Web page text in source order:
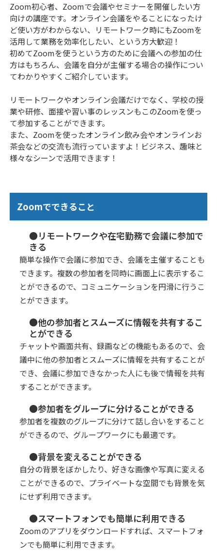
Zoom初心者、Zoomで会議やセミナーを開催したい方
向けの講座です。オンライン会議をやることになったけ
ど使い方がわからない、リモートワーク時にもZoomを
活用して業務を効率化したい、という方大歓迎！
初めてZoomを使うという方のために会議への参加の仕
方はもちろん、会議を自分が主催する場合の操作につい
てわかりやすくご紹介しています。
リモートワークやオンライン会議だけでなく、学校の授
業や研修、面接や習い事のレッスンもこのZoomを使っ
て参加することができます。
また、Zoomを使ったオンライン飲み会やオンラインお
茶会などの交流も流行っていますよ！ビジネス、趣味と
様々なシーンで活用できます！
Zoomでできること
●リモートワークや在宅勤務で会議に参加で
きる
簡単な操作で会議に参加でき、会議を主催することも
できます。複数の参加者を同時に画面上に表示するこ
とができるので、コミュニケーションを円滑に行うこ
とができます。
●他の参加者とスムーズに情報を共有するこ
とができる
チャットや画面共有、録画などの機能もあるので、会
議中に他の参加者とスムーズに情報を共有することが
でき、会議に参加できなかった人にも後で情報を共有
することができます。
●参加者をグループに分けることができる
参加者を複数のグループに分けて話し合いをすること
ができるので、グループワークにも最適です。
●背景を変えることができる
自分の背景をぼかしたり、好きな画像や写真に変える
ことができるので、プライベートな空間でも背景を気
にせず利用できます。
●スマートフォンでも簡単に利用できる
Zoomのアプリをダウンロードすれば、スマートフォ
ンでも簡単に利用できます。